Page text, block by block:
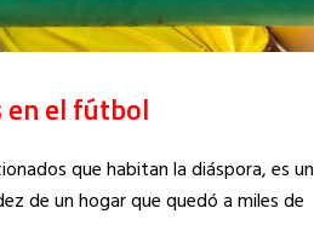
en el fútbol
que habitan la diáspora, es un
de un hogar que quedó a miles de